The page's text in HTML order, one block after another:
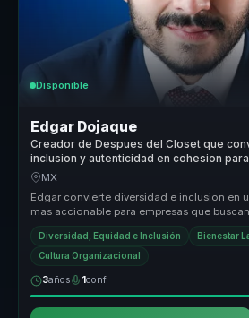
Disponible
Edgar Dojaque
Creador de Despues del Closet que
inclusion y autenticidad en cohesion
trabajo.
MX
Edgar convierte diversidad e inclusion en
mas accionable para empresas que
conversaciones ma...
Diversidad, Equidad e Inclusión Bienestar
Cultura Organizacional
3años 1conf.